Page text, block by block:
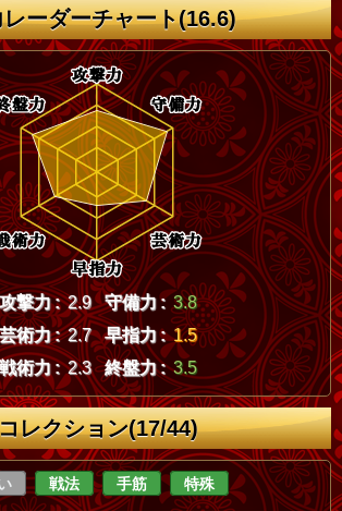
ーダーチャート(16.6)
攻撃力 : 2.9 守備力 : 3.8
芸術力 : 2.7 早指力 : 1.5
戦術力 : 2.3 終盤力 : 3.5
レクション(17/44)
戦法 手筋 特殊